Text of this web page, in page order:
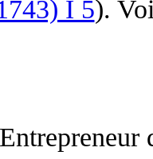
I 5).